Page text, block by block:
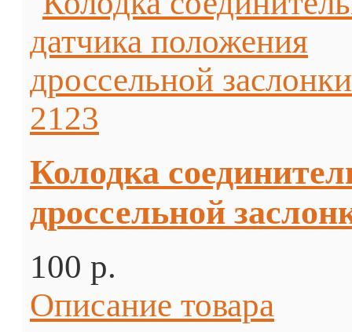
Колодка
дроссельной
100 p.
Описание товара